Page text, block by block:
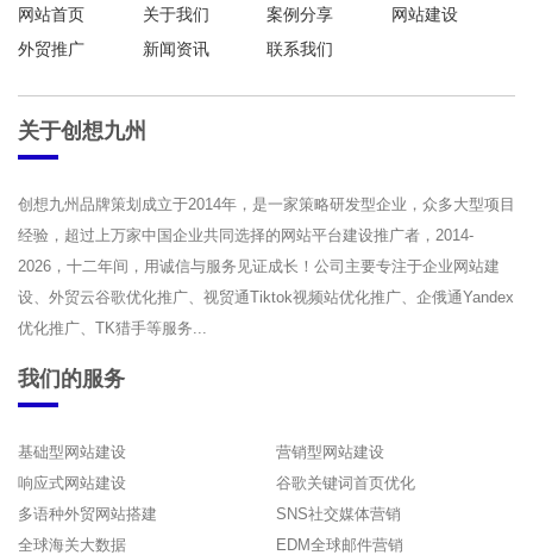
网站首页 关于我们 案例分享
网站建设
外贸推广
新闻资讯 联系我们
关于创想九州
创想九州品牌策划成立于2014年，是一家策略研发型企业，众多大型项目
经验，超过上万家中国企业共同选择的网站平台建设推广者，2014-
2026，十二年间，用诚信与服务见证成长！公司主要专注于企业网站建
设、外贸云谷歌优化推广、视贸通Tiktok视频站优化推广、企俄通Yandex
优化推广、TK猎手等服务...
我们的服务
基础型网站建设
营销型网站建设
响应式网站建设
谷歌关键词首页优化
多语种外贸网站搭建
SNS社交媒体营销
全球海关大数据
EDM全球邮件营销